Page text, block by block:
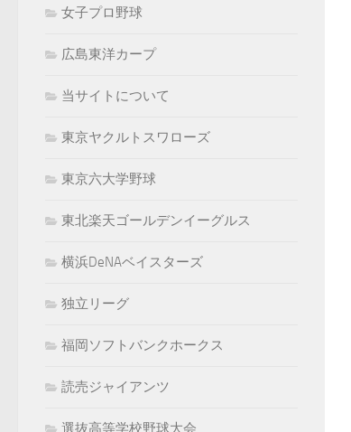
女子プロ野球
広島東洋カープ
当サイトについて
東京ヤクルトスワローズ
東京六大学野球
東北楽天ゴールデンイーグルス
横浜DeNAベイスターズ
独立リーグ
福岡ソフトバンクホークス
読売ジャイアンツ
選抜高等学校野球大会